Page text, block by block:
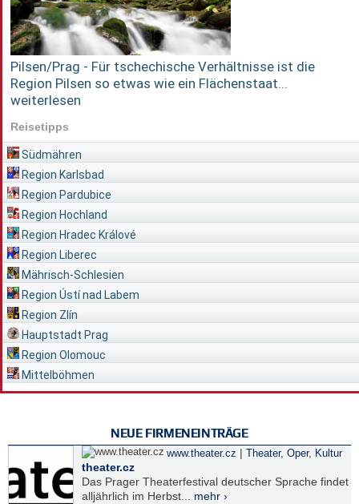
Pilsen/Prag - Für tschechische Verhältnisse ist die
Region Pilsen so etwas wie ein Flächenstaat...
weiterlesen
Reisetipps
Südmähren
Region Karlsbad
Region Pardubice
Region Hochland
Region Hradec Králové
Region Liberec
Mährisch-Schlesien
Region Ústí nad Labem
Region Zlín
Hauptstadt Prag
Region Olomouc
Mittelböhmen
NEUE FIRMENEINTRÄGE
www.theater.cz | Theater, Oper, Kultur
theater.cz
Das Prager Theaterfestival deutscher Sprache findet
alljährlich im Herbst... mehr ›